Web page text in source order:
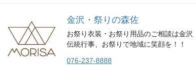
金沢・祭りの森佐
お祭り衣装・お祭り用品のご相談は金
伝統行事、お祭りで地域に笑顔を！！
076-237-8888